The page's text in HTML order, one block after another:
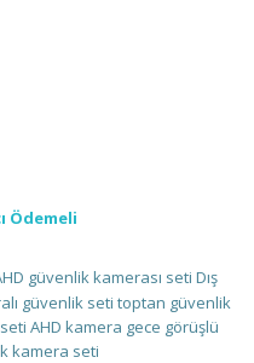
Ödemeli
güvenlik kamerası seti Dış
güvenlik seti toptan güvenlik
AHD kamera gece görüşlü
kamera seti